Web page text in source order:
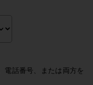
電話番号、または両方を